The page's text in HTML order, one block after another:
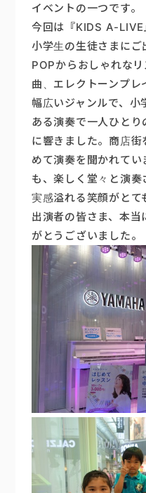
イベントの一つです。
今回は『KIDS A-LIVE
小学生の生徒さまに
POPからおしゃれな
曲、エレクトーンプ
幅広いジャンルで、小
ある演奏で一人ひと
に響きました。商店
めて演奏を聞かれて
も、楽しく堂々と演
実感溢れる笑顔がとて
出演者の皆さま、本当
がとうございました。